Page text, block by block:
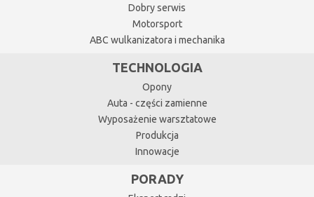
Dobry serwis
Motorsport
ABC wulkanizatora i mechanika
TECHNOLOGIA
Opony
Auta - części zamienne
Wyposażenie warsztatowe
Produkcja
Innowacje
PORADY